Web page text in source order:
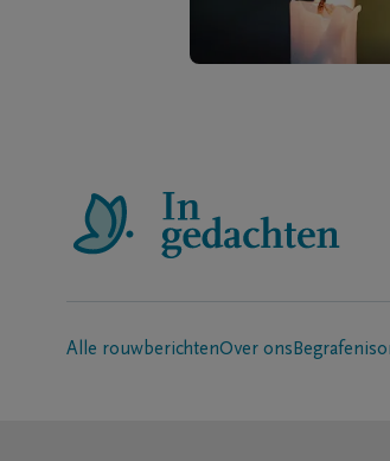
Alle rouwberichtenOver ons